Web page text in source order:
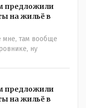
предложили
на жильё в
мне, там вообще
ну
предложили
на жильё в